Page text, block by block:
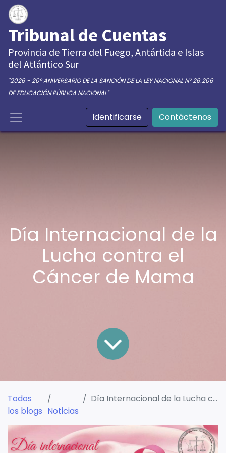
Tribunal de Cuentas
Provincia de Tierra del Fuego, Antártida e Islas
del Atlántico Sur
"2026 - 20° ANIVERSARIO DE LA SANCIÓN DE LA LEY NACIONAL N° 26.206
DE EDUCACIÓN PÚBLICA NACIONAL"
Identificarse Contáctenos
Día Internacional de la
Lucha contra el
Cáncer de Mama
Todos
los blogs Noticias
Día Internacional de la Lucha contra el Cáncer de Mama